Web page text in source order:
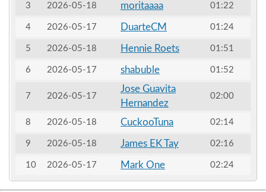
3 2026-05-18 moritaaaa 01:22
4 2026-05-17 DuarteCM 01:24
5 2026-05-18 Hennie Roets 01:51
6 2026-05-17 shabuble 01:52
7 2026-05-17
Jose Guavita
Hernandez
02:00
8 2026-05-18 CuckooTuna 02:14
9 2026-05-18 James EK Tay 02:16
10 2026-05-17 Mark One 02:24